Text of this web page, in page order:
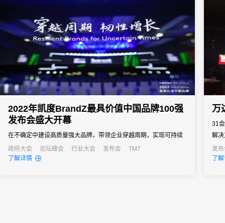
2022年凯度BrandZ最具价值中国品牌100强
发布会盛大开幕
在不确定中建设高质量强大品牌，带领企业穿越周期，实现可持续
发展。
政府大会 论坛峰会 行业大会 发布会
TMT
了解详情
万
31
解
电
发
了